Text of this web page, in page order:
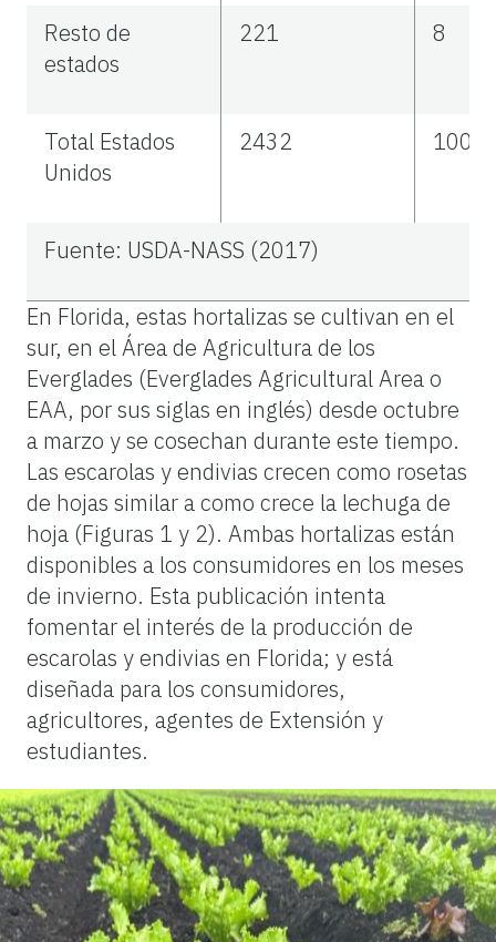
Resto de
estados
221 8
Total Estados
Unidos
2432 100
Fuente: USDA-NASS (2017)
En Florida, estas hortalizas se cultivan en el
sur, en el Área de Agricultura de los
Everglades (Everglades Agricultural Area o
EAA, por sus siglas en inglés) desde octubre
a marzo y se cosechan durante este tiempo.
Las escarolas y endivias crecen como rosetas
de hojas similar a como crece la lechuga de
hoja (Figuras 1 y 2). Ambas hortalizas están
disponibles a los consumidores en los meses
de invierno. Esta publicación intenta
fomentar el interés de la producción de
escarolas y endivias en Florida; y está
diseñada para los consumidores,
agricultores, agentes de Extensión y
estudiantes.